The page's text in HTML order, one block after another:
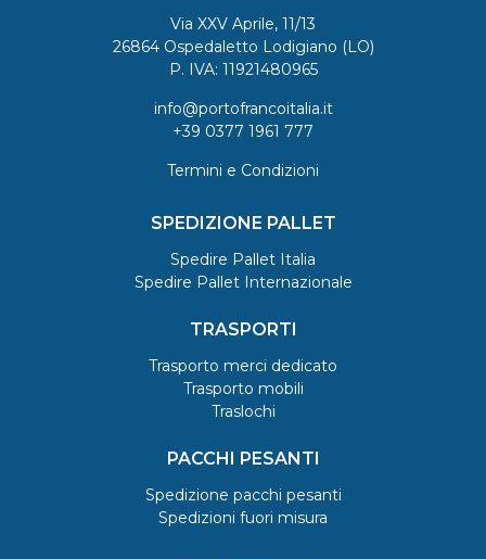
Via XXV Aprile, 11/13
26864 Ospedaletto Lodigiano (LO)
P. IVA: 11921480965
info@portofrancoitalia.it
+39 0377 1961 777
Termini e Condizioni
SPEDIZIONE PALLET
Spedire Pallet Italia
Spedire Pallet Internazionale
TRASPORTI
Trasporto merci dedicato
Trasporto mobili
Traslochi
PACCHI PESANTI
Spedizione pacchi pesanti
Spedizioni fuori misura